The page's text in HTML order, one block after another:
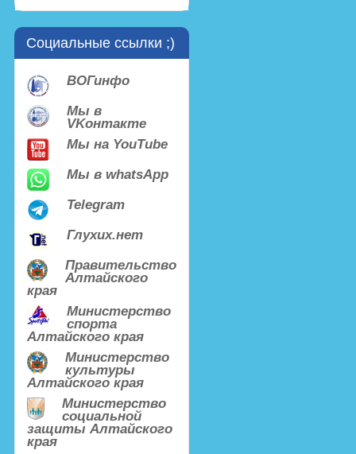
Социальные ссылки ;)
ВОГинфо
Мы в
VKонтакте
Мы на YouTube
Мы в whatsApp
Telegram
Глухих.нет
Правительство
Алтайского
края
Министерство
спорта
Алтайского края
Министерство
культуры
Алтайского края
Министерство
социальной
защиты Алтайского
края